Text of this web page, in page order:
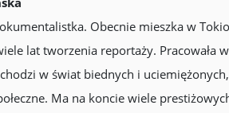
Obecnie mieszka w
lat tworzenia reportaży. Pracowała
w świat biednych i
Ma na koncie wiele